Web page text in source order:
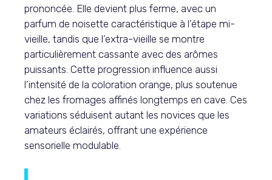
prononcée. Elle devient plus ferme, avec un
parfum de noisette caractéristique à l’étape mi-
vieille, tandis que l’extra-vieille se montre
particulièrement cassante avec des arômes
puissants. Cette progression influence aussi
l’intensité de la coloration orange, plus soutenue
chez les fromages affinés longtemps en cave. Ces
variations séduisent autant les novices que les
amateurs éclairés, offrant une expérience
sensorielle modulable.